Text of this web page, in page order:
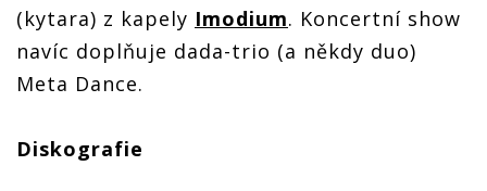
(kytara) z kapely Imodium. Koncertní show
navíc doplňuje dada-trio (a někdy duo)
Meta Dance.
Diskografie